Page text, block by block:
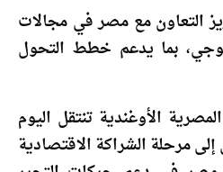
التعاون مع مصر في مجالات
بما يدعم خطط التحول
الأوغندية تنتقل اليوم
مرحلة الشراكة الاقتصادية